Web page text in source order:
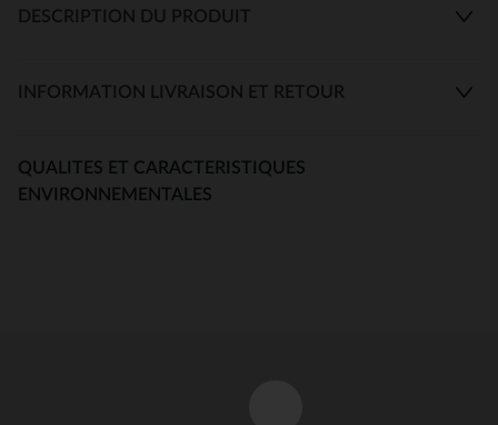
DESCRIPTION DU PRODUIT
INFORMATION LIVRAISON ET RETOUR
QUALITES ET CARACTERISTIQUES
ENVIRONNEMENTALES